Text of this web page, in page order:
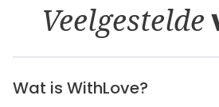
Veelgestelde
Wat is WithLove?